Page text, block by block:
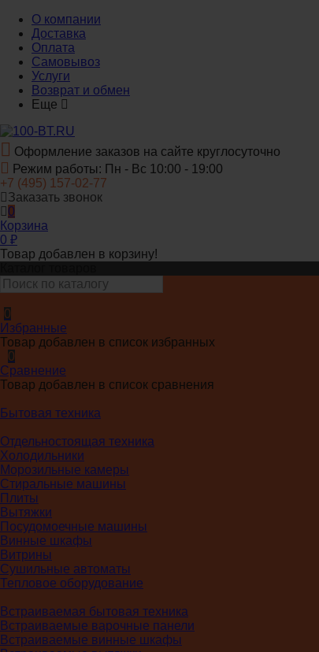
О компании
Доставка
Оплата
Самовывоз
Услуги
Возврат и обмен
Еще
Оформление заказов на сайте круглосуточно
Режим работы: Пн - Вс 10:00 - 19:00
+7 (495) 157-02-77
Заказать звонок
0
Корзина
0 ₽
Товар добавлен в корзину!
0
Избранные
Товар добавлен в список избранных
0
Сравнение
Товар добавлен в список сравнения
Бытовая техника
Отдельностоящая техника
Холодильники
Морозильные камеры
Стиральные машины
Плиты
Вытяжки
Посудомоечные машины
Винные шкафы
Витрины
Сушильные автоматы
Тепловое оборудование
Встраиваемая бытовая техника
Встраиваемые варочные панели
Встраиваемые винные шкафы